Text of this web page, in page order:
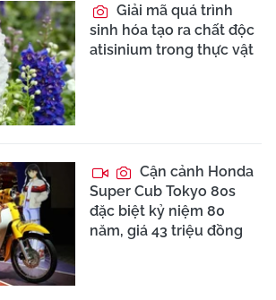
Giải mã quá trình
sinh hóa tạo ra chất độc
atisinium trong thực vật
Cận cảnh Honda
Super Cub Tokyo 80s
đặc biệt kỷ niệm 80
năm, giá 43 triệu đồng